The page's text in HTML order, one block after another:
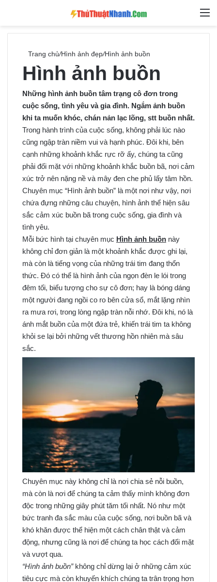
Tìm
Trang chủ/Hình ảnh đẹp/Hình ảnh buồn
Hình ảnh buồn
Những hình ảnh buồn tâm trạng cô đơn trong
cuộc sống, tình yêu và gia đình. Ngắm ảnh buồn
khi ta muốn khóc, chán nản lạc lõng, stt buồn nhất.
Trong hành trình của cuộc sống, không phải lúc nào
cũng ngập tràn niềm vui và hạnh phúc. Đôi khi, bên
cạnh những khoảnh khắc rực rỡ ấy, chúng ta cũng
phải đối mặt với những khoảnh khắc buồn bã, nơi cảm
xúc trở nên nặng nề và mây đen che phủ lấy tâm hồn.
Chuyên mục “Hình ảnh buồn” là một nơi như vậy, nơi
chứa đựng những câu chuyện, hình ảnh thể hiện sâu
sắc cảm xúc buồn bã trong cuộc sống, gia đình và
tình yêu.
Mỗi bức hình tại chuyên mục Hình ảnh buồn này
không chỉ đơn giản là một khoảnh khắc được ghi lại,
mà còn là tiếng vọng của những trái tim đang thổn
thức. Đó có thể là hình ảnh của ngọn đèn le lói trong
đêm tối, biểu tượng cho sự cô đơn; hay là bóng dáng
một người đang ngồi co ro bên cửa sổ, mắt lặng nhìn
ra mưa rơi, trong lòng ngập tràn nỗi nhớ. Đôi khi, nó là
ánh mắt buồn của một đứa trẻ, khiến trái tim ta không
khỏi se lại bởi những vết thương hồn nhiên mà sâu
sắc.
Chuyên mục này không chỉ là nơi chia sẻ nỗi buồn,
mà còn là nơi để chúng ta cảm thấy mình không đơn
độc trong những giây phút tăm tối nhất. Nó như một
bức tranh đa sắc màu của cuộc sống, nơi buồn bã và
khó khăn được thể hiện một cách chân thật và cảm
động, nhưng cũng là nơi để chúng ta học cách đối mặt
và vượt qua.
“Hình ảnh buồn”không chỉ dừng lại ở những cảm xúc
tiêu cực mà còn khuyến khích chúng ta trân trọng hơn